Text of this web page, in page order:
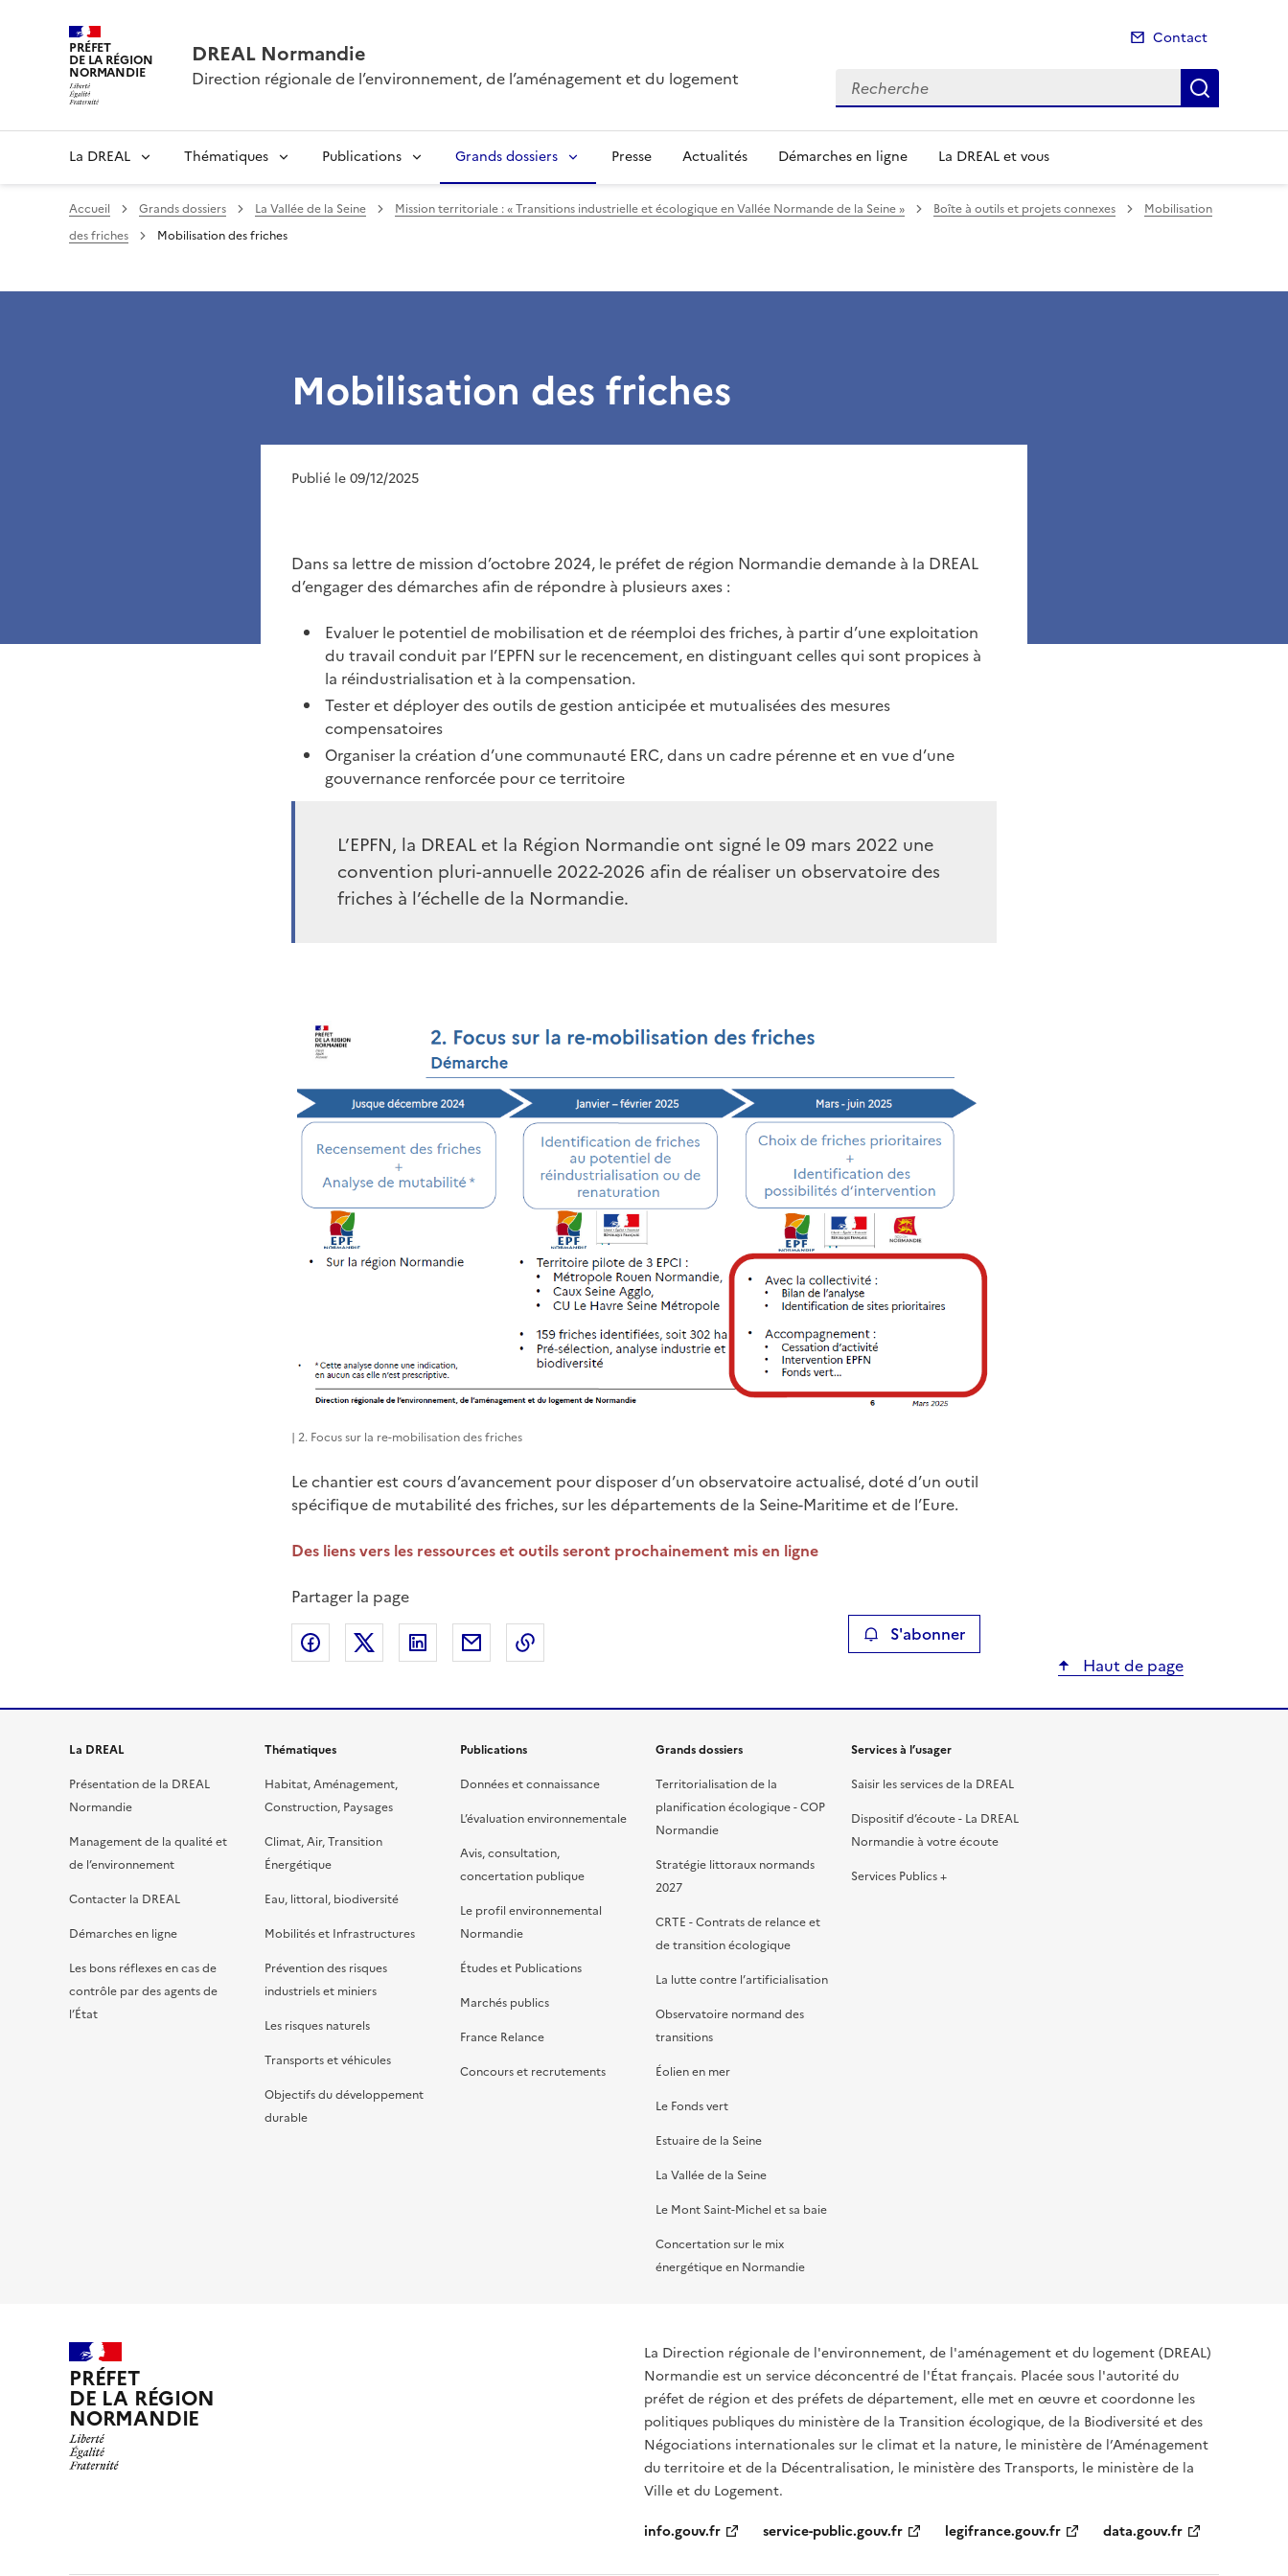
PRÉFET
DE LA RÉGION
NORMANDIE
DREAL Normandie
Direction régionale de l’environnement, de l’aménagement et du logement
Contact
Recherche
La DREAL Thématiques Publications Grands dossiers Presse Actualités Démarches en ligne La DREAL et vous
Accueil Grands dossiers La Vallée de la Seine Mission territoriale : « Transitions industrielle et écologique en Vallée Normande de la Seine » Boîte à outils et projets connexes
Mobilisation
des friches
Mobilisation des friches
Mobilisation des friches
Publié le 09/12/2025
Dans sa lettre de mission d’octobre 2024, le préfet de région Normandie demande à la DREAL
d’engager des démarches afin de répondre à plusieurs axes :
Evaluer le potentiel de mobilisation et de réemploi des friches, à partir d’une exploitation
du travail conduit par l’EPFN sur le recencement, en distinguant celles qui sont propices à
la réindustrialisation et à la compensation.
Tester et déployer des outils de gestion anticipée et mutualisées des mesures
compensatoires
Organiser la création d’une communauté ERC, dans un cadre pérenne et en vue d’une
gouvernance renforcée pour ce territoire
L’EPFN, la DREAL et la Région Normandie ont signé le 09 mars 2022 une
convention pluri-annuelle 2022-2026 afin de réaliser un observatoire des
friches à l’échelle de la Normandie.
| 2. Focus sur la re-mobilisation des friches
Le chantier est cours d’avancement pour disposer d’un observatoire actualisé, doté d’un outil
spécifique de mutabilité des friches, sur les départements de la Seine-Maritime et de l’Eure.
Des liens vers les ressources et outils seront prochainement mis en ligne
Partager la page
Partager sur Facebook
Partager sur XPartager sur LinkedIn
Partager par emailCopier le lien de la page dans le presse-papier S'abonner
Haut de page
La DREAL
Présentation de la DREAL
Normandie
Management de la qualité et
de l’environnement
Contacter la DREAL
Démarches en ligne
Les bons réflexes en cas de
contrôle par des agents de
l’État
Thématiques
Habitat, Aménagement,
Construction, Paysages
Climat, Air, Transition
Énergétique
Eau, littoral, biodiversité
Mobilités et Infrastructures
Prévention des risques
industriels et miniers
Les risques naturels
Transports et véhicules
Objectifs du développement
durable
Publications
Données et connaissance
L’évaluation environnementale
Avis, consultation,
concertation publique
Le profil environnemental
Normandie
Études et Publications
Marchés publics
France Relance
Concours et recrutements
Grands dossiers
Territorialisation de la
planification écologique - COP
Normandie
Stratégie littoraux normands
2027
CRTE - Contrats de relance et
de transition écologique
La lutte contre l’artificialisation
Observatoire normand des
transitions
Éolien en mer
Le Fonds vert
Estuaire de la Seine
La Vallée de la Seine
Le Mont Saint-Michel et sa baie
Concertation sur le mix
énergétique en Normandie
Services à l’usager
Saisir les services de la DREAL
Dispositif d’écoute - La DREAL
Normandie à votre écoute
Services Publics +
PRÉFET
DE LA RÉGION
NORMANDIE
La Direction régionale de l'environnement, de l'aménagement et du logement (DREAL)
Normandie est un service déconcentré de l'État français. Placée sous l'autorité du
préfet de région et des préfets de département, elle met en œuvre et coordonne les
politiques publiques du ministère de la Transition écologique, de la Biodiversité et des
Négociations internationales sur le climat et la nature, le ministère de l’Aménagement
du territoire et de la Décentralisation, le ministère des Transports, le ministère de la
Ville et du Logement.
info.gouv.fr
service-public.gouv.fr legifrance.gouv.fr data.gouv.fr